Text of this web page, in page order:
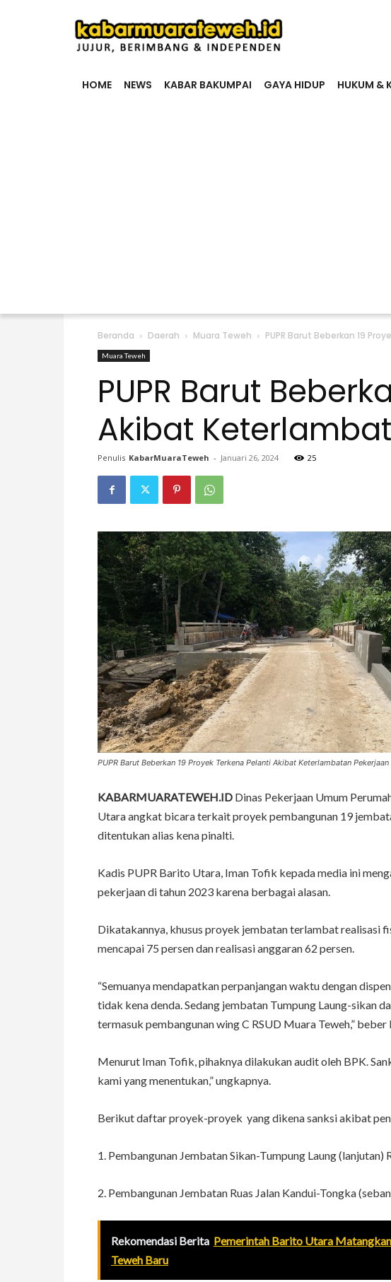
HOME NEWS KABAR BAKUMPAI GAYA HIDUP HUKUM &
Beranda Daerah Muara Teweh PUPR Barut Beberkan 19
Muara Teweh
PUPR Barut
Akibat
Penulis KabarMuaraTeweh - Januari 26, 2024 25
PUPR Barut Beberkan 19 Proyek Terkena Pelanti Akibat Keterlambatan
KABARMUARATEWEH.ID Dinas Pekerjaan Umum
Utara angkat bicara terkait proyek pembangunan 19
ditentukan alias kena pinalti.
Kadis PUPR Barito Utara, Iman Tofik kepada media ini
pekerjaan di tahun 2023 karena berbagai alasan.
Dikatakannya, khusus proyek jembatan terlambat realisasi
mencapai 75 persen dan realisasi anggaran 62 persen.
“Semuanya mendapatkan perpanjangan waktu dengan
tidak kena denda. Sedang jembatan Tumpung Laung-sikan
termasuk pembangunan wing C RSUD Muara Teweh,”
Menurut Iman Tofik, pihaknya dilakukan audit oleh BPK.
kami yang menentukan,” ungkapnya.
Berikut daftar proyek-proyek yang dikena sanksi akibat
1. Pembangunan Jembatan Sikan-Tumpung Laung (lanjutan)
2. Pembangunan Jembatan Ruas Jalan Kandui-Tongka
Rekomendasi Berita Pemerintah Barito Utara
Teweh Baru